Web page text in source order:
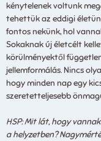
kénytelenek voltunk
tehettük az eddigi
fontos nekünk, hol
Sokaknak új életcélt
körülményektől
jellemformálás. Nincs
hogy minden nap egy
szeretetteljesebb
HSP: Mit lát, hogy
a helyzetben?